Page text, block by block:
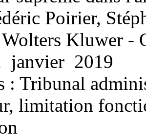
Poirier,
Kluwer -
janvier 2019
: Tribunal
limitation